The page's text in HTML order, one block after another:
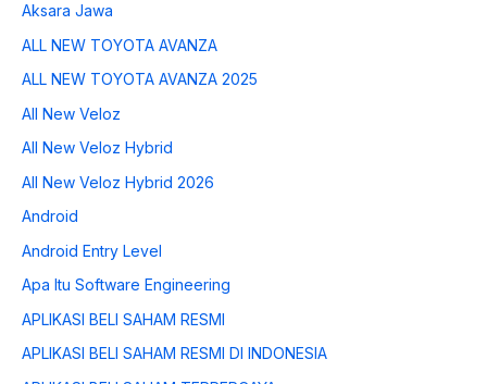
Aksara Jawa
ALL NEW TOYOTA AVANZA
ALL NEW TOYOTA AVANZA 2025
All New Veloz
All New Veloz Hybrid
All New Veloz Hybrid 2026
Android
Android Entry Level
Apa Itu Software Engineering
APLIKASI BELI SAHAM RESMI
APLIKASI BELI SAHAM RESMI DI INDONESIA